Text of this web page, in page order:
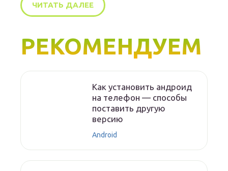
ЧИТАТЬ ДАЛЕЕ
РЕКОМЕНДУЕМ
Как установить андроид
на телефон — способы
поставить другую
версию
Android